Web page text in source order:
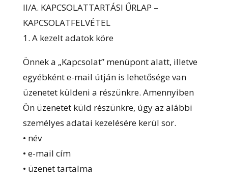
II/A. KAPCSOLATTARTÁSI ŰRLAP –
KAPCSOLATFELVÉTEL
1. A kezelt adatok köre
Önnek a „Kapcsolat” menüpont alatt, illetve
egyébként e-mail útján is lehetősége van
üzenetet küldeni a részünkre. Amennyiben
Ön üzenetet küld részünkre, úgy az alábbi
személyes adatai kezelésére kerül sor.
• név
• e-mail cím
• üzenet tartalma